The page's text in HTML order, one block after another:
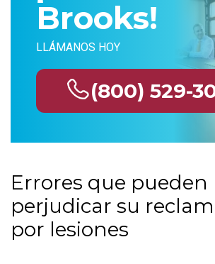
Brooks!
LLÁMANOS HOY
(800) 529-
Errores que pueden
perjudicar su
por lesiones